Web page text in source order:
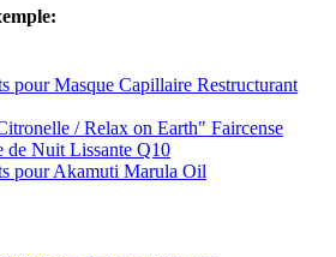
pour Masque Capillaire Restructurant
/ Relax on Earth" Faircense
de Nuit Lissante Q10
pour Akamuti Marula Oil